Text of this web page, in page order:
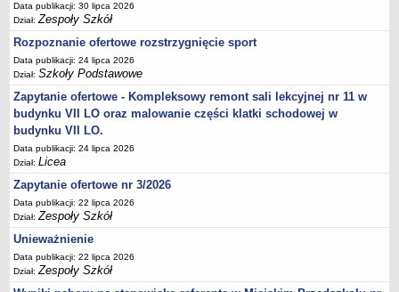
Majątek
Godziny dyżurów
Ogłoszenia
Zarządzenia
Rejestry, ewidencje, archiwa
Kontrole
PONOWNE WYKORZYSTYWANIE
Sprawozdania
Deklaracja dostępności
DEKLARACJA DOSTĘPNOŚCI
OŚWIADCZENIA MAJĄTKOWE
PONOWNE WYKORZYSTYWANIE
UDOSTĘPNIANIE INFORMACJI PUBLICZNEJ
Data publikacji: 30 lipca 2026
Dział:Zespoły Szkół
Rozpoznanie ofertowe rozstrzygnięcie sport
Data publikacji: 24 lipca 2026
Dział:Szkoły Podstawowe
Zapytanie ofertowe - Kompleksowy remont sali lekcyjnej nr 11 w
budynku VII LO oraz malowanie części klatki schodowej w
budynku VII LO.
Data publikacji: 24 lipca 2026
Dział:Licea
Zapytanie ofertowe nr 3/2026
Data publikacji: 22 lipca 2026
Dział:Zespoły Szkół
Unieważnienie
Data publikacji: 22 lipca 2026
Dział:Zespoły Szkół